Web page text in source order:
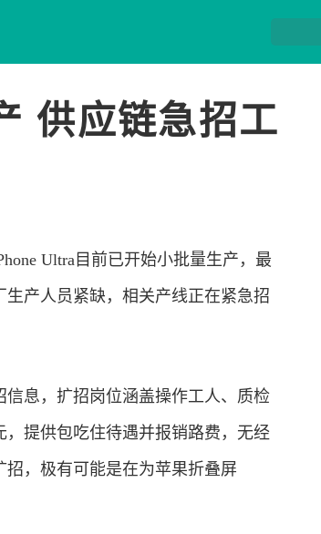
供应链急招工
Ultra目前已开始小批量生产，最
产人员紧缺，相关产线正在紧急招
息，扩招岗位涵盖操作工人、质检
，提供包吃住待遇并报销路费，无经
，极有可能是在为苹果折叠屏